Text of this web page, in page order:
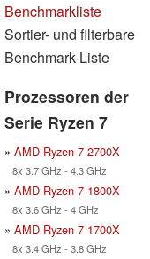
Benchmarkliste
Sortier- und filterbare
Benchmark-Liste
Prozessoren der
Serie Ryzen 7
» AMD Ryzen 7 2700X
8x 3.7 GHz - 4.3 GHz
» AMD Ryzen 7 1800X
8x 3.6 GHz - 4 GHz
» AMD Ryzen 7 1700X
8x 3.4 GHz - 3.8 GHz